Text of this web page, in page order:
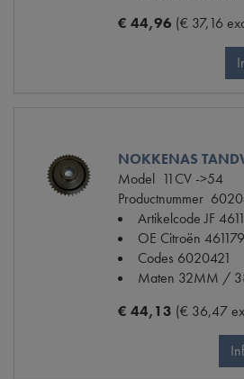
€ 44,96 (€ 37,16
NOKKENAS
Model 11CV ->54
Productnummer
Artikelcode JF
OE Citroën 461179
Codes 6020421
Maten 32MM /
€ 44,13 (€ 36,47